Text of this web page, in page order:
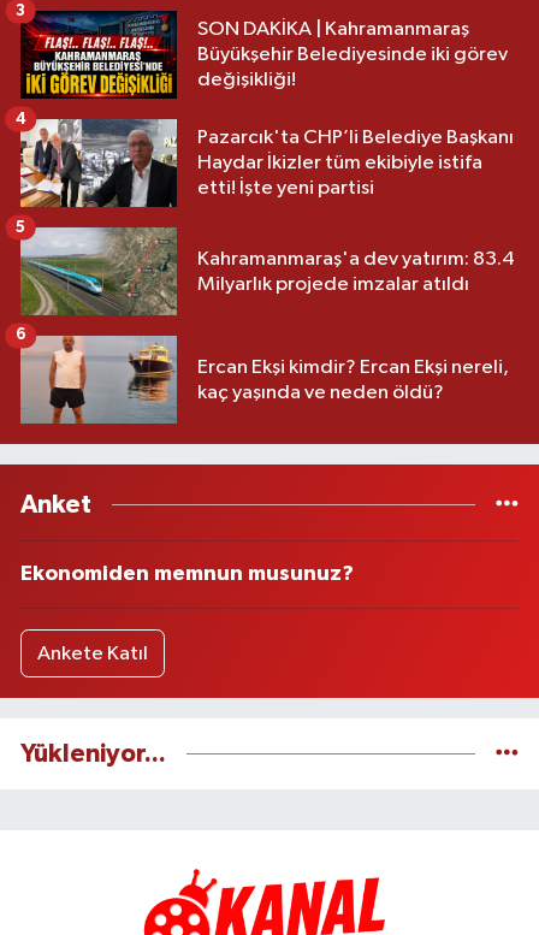
SON DAKİKA | Kahramanmaraş
Büyükşehir Belediyesinde iki görev
değişikliği!
3
Pazarcık'ta CHP’li Belediye Başkanı
Haydar İkizler tüm ekibiyle istifa
etti! İşte yeni partisi
4
Kahramanmaraş'a dev yatırım: 83.4
Milyarlık projede imzalar atıldı
5
Ercan Ekşi kimdir? Ercan Ekşi nereli,
kaç yaşında ve neden öldü?
6
Anket
Ekonomiden memnun musunuz?
Ankete Katıl
Yükleniyor...